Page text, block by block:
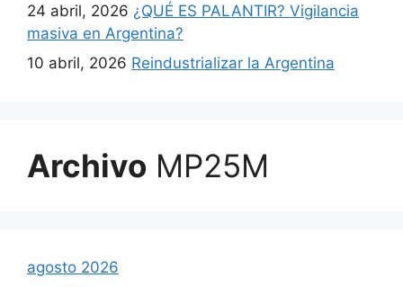
24 abril, 2026 ¿QUÉ ES PALANTIR? Vigilancia
masiva en Argentina?
10 abril, 2026 Reindustrializar la Argentina
Archivo MP25M
agosto 2026